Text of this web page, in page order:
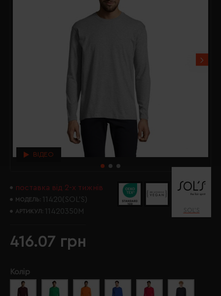
ВІДЕО
поставка від 2-х тижнів
МОДЕЛЬ: 11420(SOL’S)
АРТИКУЛ: 11420350M SOL’S
416.07 грн
Колір